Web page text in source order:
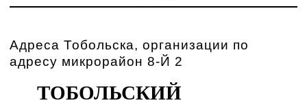
Адреса Тобольска, организации по
адресу микрорайон 8-Й 2
ТОБОЛЬСКИЙ